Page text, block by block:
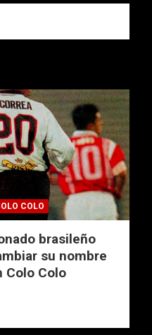
COLO
brasileño
su nombre
Colo Colo